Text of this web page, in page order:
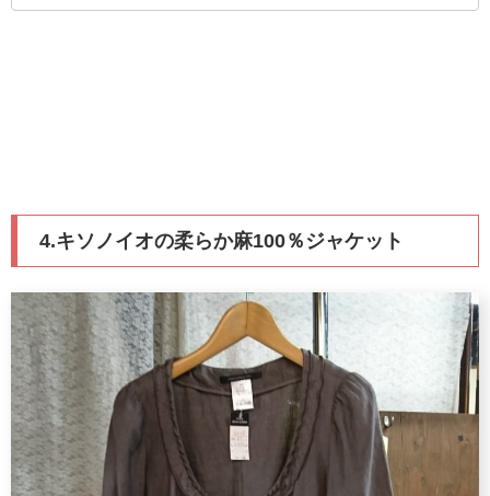
4.キソノイオの柔らか麻100％ジャケット